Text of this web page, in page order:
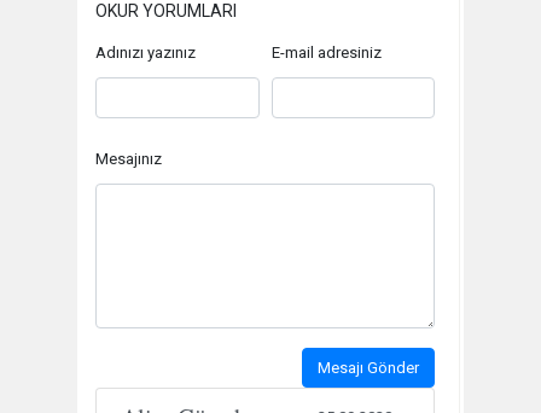
OKUR YORUMLARI
Adınızı yazınız E-mail adresiniz
Mesajınız
Mesajı Gönder